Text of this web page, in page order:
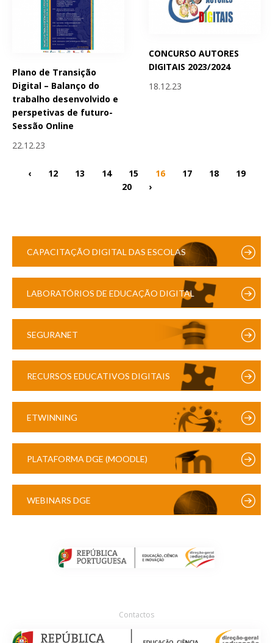
Plano de Transição
Digital – Balanço do
trabalho desenvolvido e
perspetivas de futuro-
Sessão Online
22.12.23
CONCURSO AUTORES
DIGITAIS 2023/2024
18.12.23
‹ 12 13 14 15 16 17 18
19
20
›
CAPACITAÇÃO DIGITAL DAS ESCOLAS
LABORATÓRIOS DE EDUCAÇÃO DIGITAL
SEGURANET
RECURSOS EDUCATIVOS DIGITAIS
ETWINNING
PLATAFORMA DGE (MOODLE)
WEBINARS DGE
Contactos